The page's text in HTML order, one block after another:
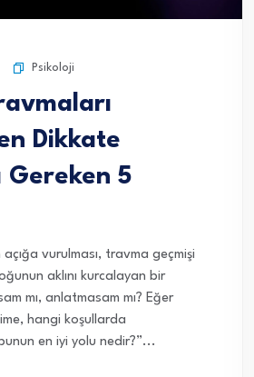
Psikoloji
Dikkate
Gereken 5
vurulması, travma geçmişi
aklını kurcalayan bir
mı, anlatmasam mı? Eğer
hangi koşullarda
en iyi yolu nedir?”...